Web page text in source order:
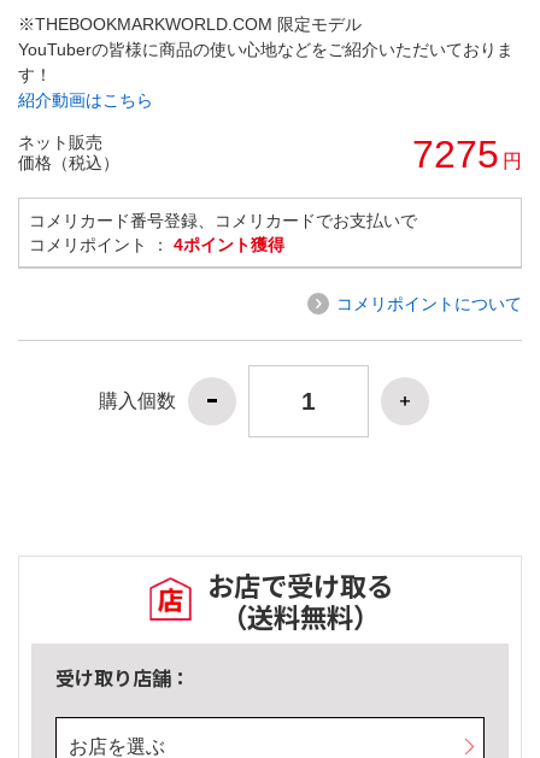
※THEBOOKMARKWORLD.COM 限定モデル
YouTuberの皆様に商品の使い心地などをご紹介いただいておりま
す！
紹介動画はこちら
ネット販売
価格（税込）
7275 円
コメリカード番号登録、コメリカードでお支払いで
コメリポイント ： 4ポイント獲得
コメリポイントについて
購入個数
お店で受け取る
（送料無料）
受け取り店舗：
お店を選ぶ